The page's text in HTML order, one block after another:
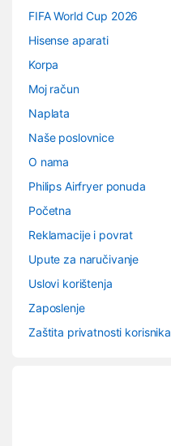
FIFA World Cup 2026
Hisense aparati
Korpa
Moj račun
Naplata
Naše poslovnice
O nama
Philips Airfryer ponuda
Početna
Reklamacije i povrat
Upute za naručivanje
Uslovi korištenja
Zaposlenje
Zaštita privatnosti korisnika